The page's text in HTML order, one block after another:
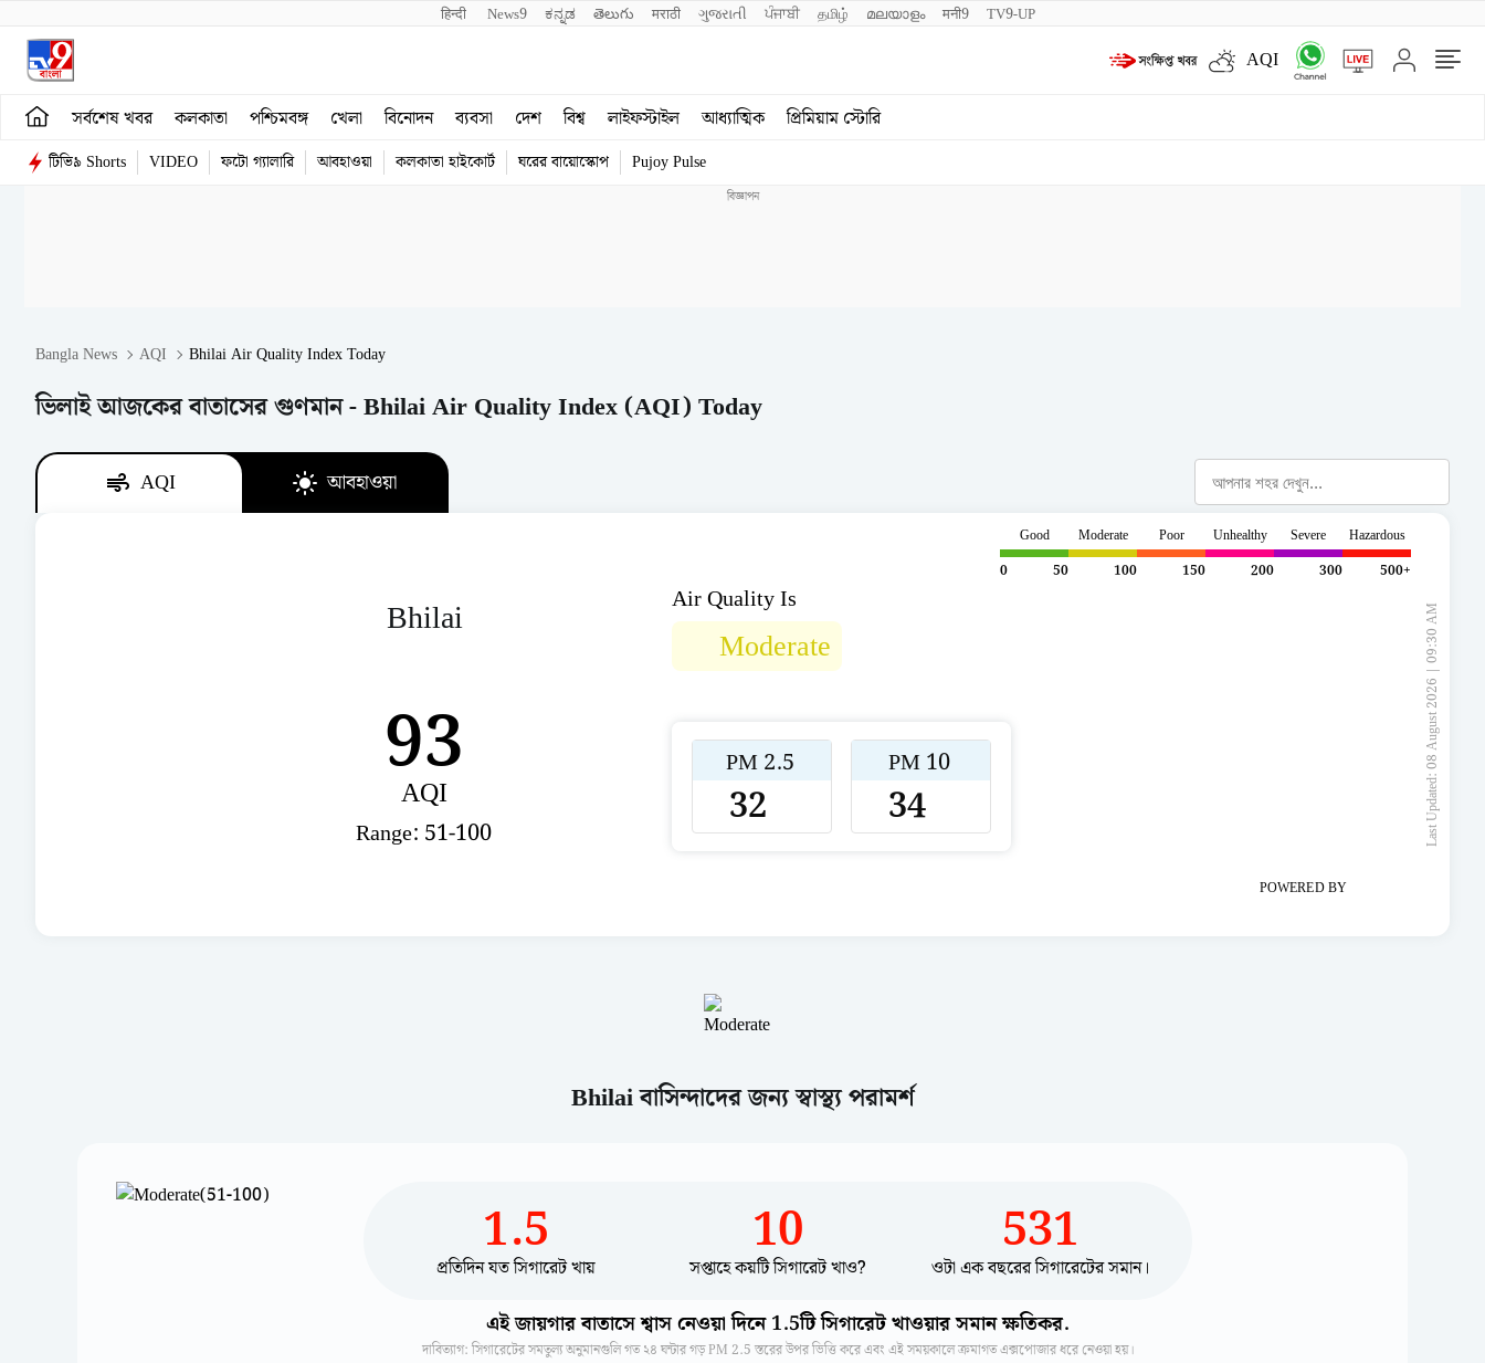
हिन्दी News9 ಕನ್ನಡ తెలుగు मराठी ગુજરાતી ਪੰਜਾਬੀ தமிழ் മലയാളം मनी9 TV9-UP
AQI
সর্বশেষ খবর কলকাতা পশ্চিমবঙ্গ খেলা বিনোদন ব্যবসা দেশ বিশ্ব লাইফস্টাইল আধ্যাত্মিক প্রিমিয়াম স্টোরি
টিভি৯ Shorts VIDEO ফটো গ্যালারি আবহাওয়া কলকাতা হাইকোর্ট ঘরের বায়োস্কোপ Pujoy Pulse
Bangla News AQI Bhilai Air Quality Index Today
ভিলাই আজকের বাতাসের গুণমান - Bhilai Air Quality Index (AQI) Today
AQI আবহাওয়া
Bhilai
93
AQI
Range: 51-100
Good
0
50
Moderate
100
Poor
150
Unhealthy
200
Severe
300
Hazardous
500+
Air Quality Is
Moderate
PM 2.5
32
PM 10
34 Last Updated: 08 August 2026 | 09:30 AM
POWERED BY
Bhilai বাসিন্দাদের জন্য স্বাস্থ্য পরামর্শ
1.5
প্রতিদিন যত সিগারেট খায়
10
সপ্তাহে কয়টি সিগারেট খাও?
531
ওটা এক বছরের সিগারেটের সমান।
এই জায়গার বাতাসে শ্বাস নেওয়া দিনে 1.5টি সিগারেট খাওয়ার সমান ক্ষতিকর.
দাবিত্যাগ: সিগারেটের সমতুল্য অনুমানগুলি গত ২৪ ঘন্টার গড় PM 2.5 স্তরের উপর ভিত্তি করে এবং এই সময়কালে ক্রমাগত এক্সপোজার ধরে নেওয়া হয়।